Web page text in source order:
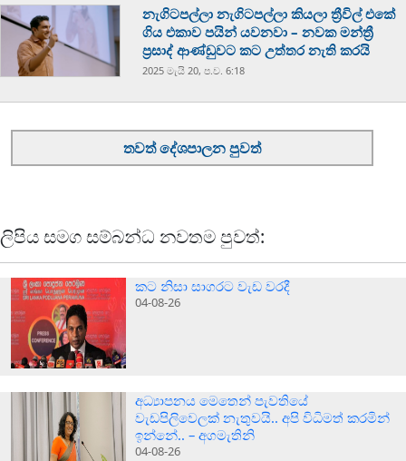
නැගිටපල්ලා නැගිටපල්ලා කියලා ත්‍රීවිල් එකේ
ගිය එකාව පයින් යවනවා – නවක මන්ත්‍රී
ප්‍රසාද් ආණ්ඩුවට කට උත්තර නැති කරයි
2025 මැයි 20, ප.ව. 6:18
තවත් දේශපාලන පුවත්
ලිපිය සමග සම්බන්ධ නවතම පුවත්:
කට නිසා සාගරට වැඩ වරදී
04-08-26
අධ්‍යාපනය මෙතෙන් පැවතියේ
වැඩපිලිවෙලක් නැතුවයි.. අපි විධිමත් කරමින්
ඉන්නේ.. – අගමැතිනි
04-08-26